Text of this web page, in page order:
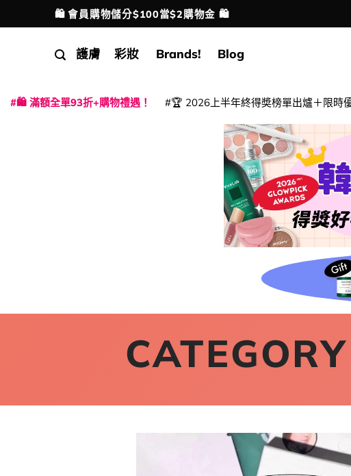
to
配送港澳
🛍️ 會員購物儲分$100當$2購物金 🛍️
護膚 彩妝 Brands! Blog
🛍️ 滿額全單93折+購物禮遇！ 🏆 2026上半年終得奬榜單出爐＋限時